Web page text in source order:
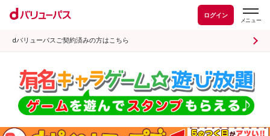
ログイン
dバリューパスご契約済みの方はこちら